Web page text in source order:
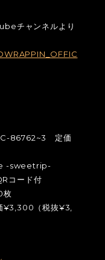
チャンネルより
86762~3 定価
-sweetrip-
コード付
枚
¥3,300（税抜¥3,